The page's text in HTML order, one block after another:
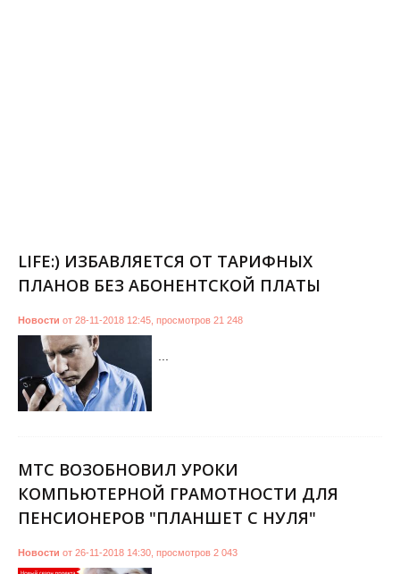
LIFE:) ИЗБАВЛЯЕТСЯ ОТ ТАРИФНЫХ
ПЛАНОВ БЕЗ АБОНЕНТСКОЙ ПЛАТЫ
Новости от 28-11-2018 12:45 просмотров 21 248
МТС ВОЗОБНОВИЛ УРОКИ
КОМПЬЮТЕРНОЙ ГРАМОТНОСТИ ДЛЯ
ПЕНСИОНЕРОВ "ПЛАНШЕТ С НУЛЯ"
Новости от 26-11-2018 14:30 просмотров 2 043